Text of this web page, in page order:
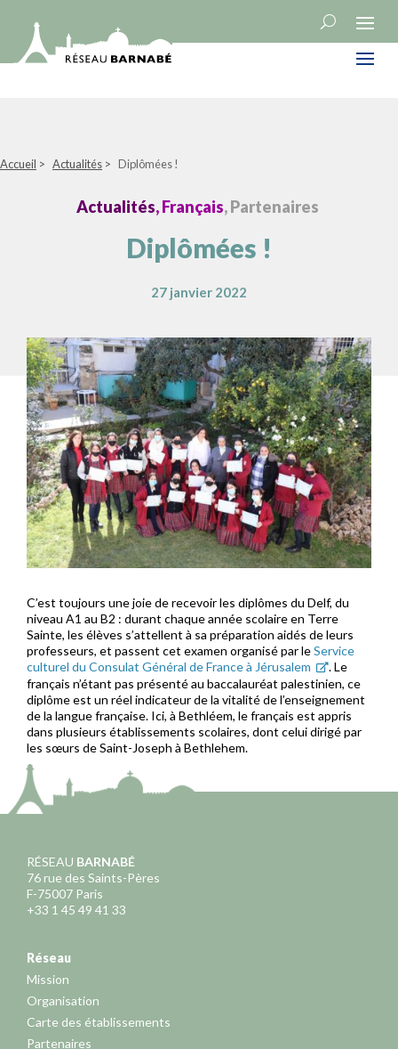
Accueil > Actualités > Diplômées !
Actualités, Français, Partenaires
Diplômées !
27 janvier 2022
C’est toujours une joie de recevoir les diplômes du Delf, du
niveau A1 au B2 : durant chaque année scolaire en Terre
Sainte, les élèves s’attellent à sa préparation aidés de leurs
professeurs, et passent cet examen organisé par leService
culturel du Consulat Général de France à Jérusalem
. Le
français n’étant pas présenté au baccalauréat palestinien, ce
diplôme est un réel indicateur de la vitalité de l’enseignement
de la langue française. Ici, à Bethléem, le français est appris
dans plusieurs établissements scolaires, dont celui dirigé par
les sœurs de Saint-Joseph à Bethlehem.
RÉSEAU BARNABÉ
76 rue des Saints-Pères
F-75007 Paris
+33 1 45 49 41 33
Réseau
Mission
Organisation
Carte des établissements
Partenaires